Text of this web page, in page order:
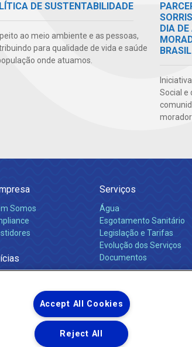
DE SUSTENTABILIDADE
ao meio ambiente e as pessoas,
para qualidade de vida e saúde
onde atuamos.
DIA
BRASIL
Social e
Somos
Serviços
Água
Esgotamento Sanitário
Legislação e Tarifas
Evolução dos Serviços
Documentos
os Direitos Reservados.
Accept All Cookies
Reject All